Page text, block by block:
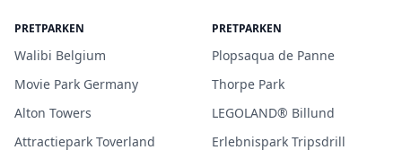
PRETPARKEN
Walibi Belgium
Movie Park Germany
Alton Towers
Attractiepark Toverland
PRETPARKEN
Plopsaqua de Panne
Thorpe Park
LEGOLAND® Billund
Erlebnispark Tripsdrill